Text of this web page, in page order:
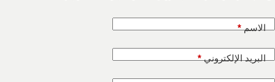
الاسم*
البريد الإلكتروني*